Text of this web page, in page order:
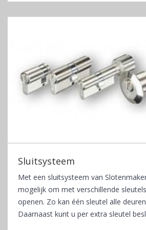
Sluitsysteem
Met een sluitsysteem van
mogelijk om met verschillende
openen. Zo kan één sleutel alle
Daarnaast kunt u per extra sleutel